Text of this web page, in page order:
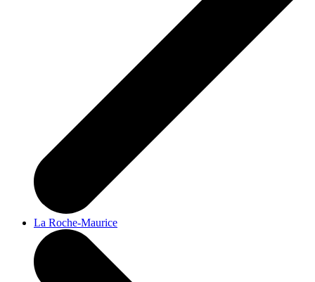
La Roche-Maurice